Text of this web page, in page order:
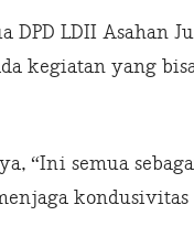
DPD LDII Asahan
kegiatan yang
“Ini semua